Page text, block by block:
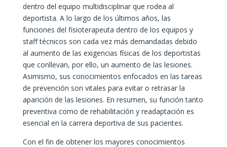
dentro del equipo multidisciplinar que rodea al
deportista. A lo largo de los últimos años, las
funciones del fisioterapeuta dentro de los equipos y
staff técnicos son cada vez más demandadas debido
al aumento de las exigencias físicas de los deportistas
que conllevan, por ello, un aumento de las lesiones.
Asimismo, sus conocimientos enfocados en las tareas
de prevención son vitales para evitar o retrasar la
aparición de las lesiones. En resumen, su función tanto
preventiva como de rehabilitación y readaptación es
esencial en la carrera deportiva de sus pacientes.
Con el fin de obtener los mayores conocimientos